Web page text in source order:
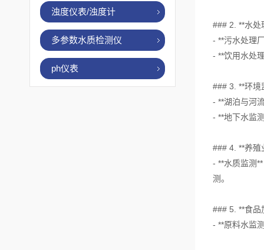
浊度仪表/浊度计
多参数水质检测仪
ph仪表
### 2. **水处
- **污水处理
- **饮用水处
### 3. **环境
- **湖泊与河
- **地下水监
### 4. **养殖
- **水质监测
测。
### 5. **食品
- **原料水监